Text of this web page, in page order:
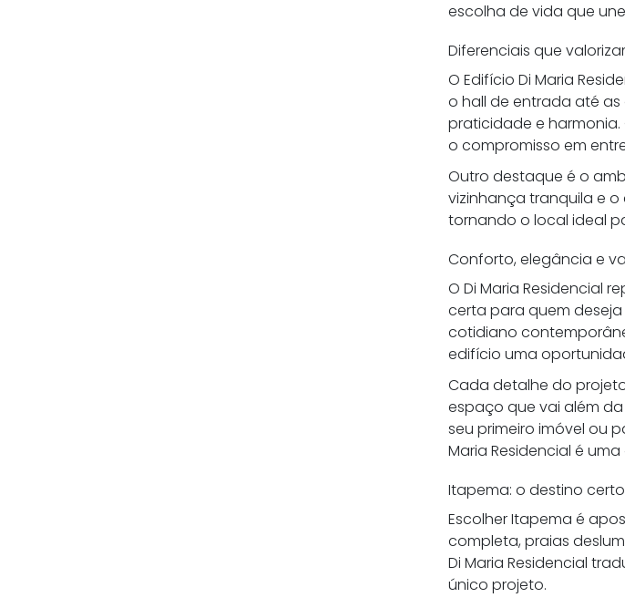
escolha de vida que
Diferenciais que
O Edifício Di Maria
o hall de entrada até
praticidade e
o compromisso em
Outro destaque é o
vizinhança tranquila e
tornando o local ideal
Conforto, elegância e
O Di Maria Residencial
certa para quem
cotidiano
edifício uma
Cada detalhe do
espaço que vai além
seu primeiro imóvel ou
Maria Residencial é
Itapema: o destino
Escolher Itapema é
completa, praias
Di Maria Residencial
único projeto.